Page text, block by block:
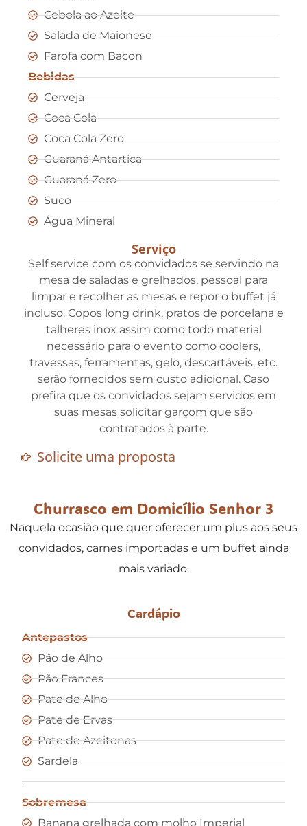
Cebola ao Azeite
Salada de Maionese
Farofa com Bacon
Bebidas
Cerveja
Coca Cola
Coca Cola Zero
Guaraná Antartica
Guaraná Zero
Suco
Água Mineral
Serviço
Self service com os convidados se servindo na
mesa de saladas e grelhados, pessoal para
limpar e recolher as mesas e repor o buffet já
incluso. Copos long drink, pratos de porcelana e
talheres inox assim como todo material
necessário para o evento como coolers,
travessas, ferramentas, gelo, descartáveis, etc.
serão fornecidos sem custo adicional. Caso
prefira que os convidados sejam servidos em
suas mesas solicitar garçom que são
contratados à parte.
Solicite uma proposta
Churrasco em Domicílio Senhor 3
Naquela ocasião que quer oferecer um plus aos seus
convidados, carnes importadas e um buffet ainda
mais variado.
Cardápio
Antepastos
Pão de Alho
Pão Frances
Pate de Alho
Pate de Ervas
Pate de Azeitonas
Sardela
.
Sobremesa
Banana grelhada com molho Imperial